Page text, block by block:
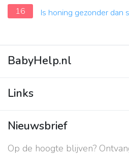
16
Is honing gezonder dan
BabyHelp.nl
Vraag & Antwoord
Links
Contact
Over ons
Nieuwsbrief
Op de hoogte blijven?